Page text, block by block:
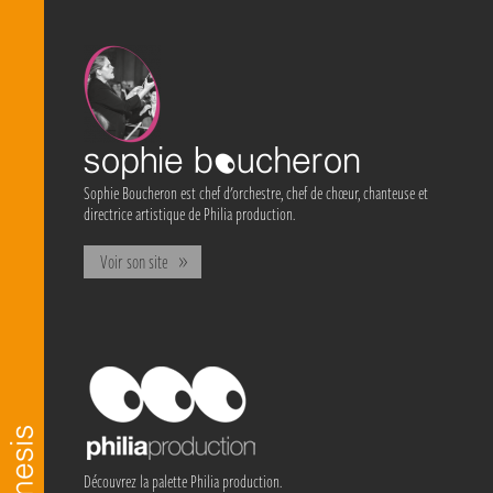
Découvrez la palette Philia production.
Sophie Boucheron est chef d'orchestre, chef de chœur, chanteuse et
directrice artistique de Philia production.
Voir son site